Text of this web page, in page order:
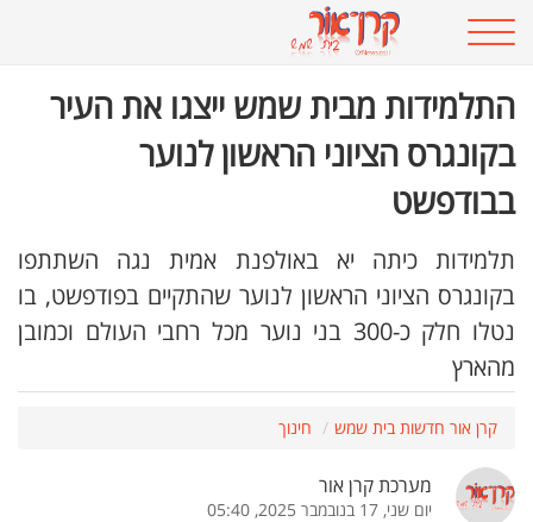
התלמידות מבית שמש ייצגו את העיר
בקונגרס הציוני הראשון לנוער
בבודפשט
תלמידות כיתה יא באולפנת אמית נגה השתתפו
בקונגרס הציוני הראשון לנוער שהתקיים בפודפשט, בו
נטלו חלק כ-300 בני נוער מכל רחבי העולם וכמובן
מהארץ
קרן אור חדשות בית שמש חינוך
מערכת קרן אור
יום שני, 17 בנובמבר 2025, 05:40